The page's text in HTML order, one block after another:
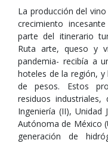
La producción del
crecimiento
parte del itinerario
Ruta arte, queso y
pandemia- recibía a
hoteles de la región,
de pesos. Estos
residuos
Ingeniería (II), Unidad
Autónoma de México
generación de